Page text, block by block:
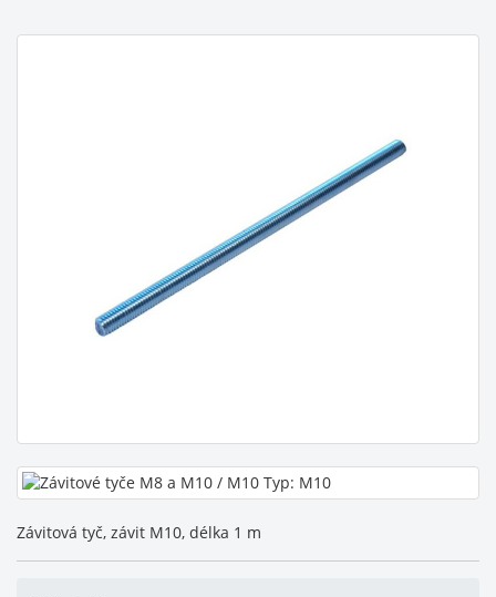
Závitová tyč, závit M10, délka 1 m